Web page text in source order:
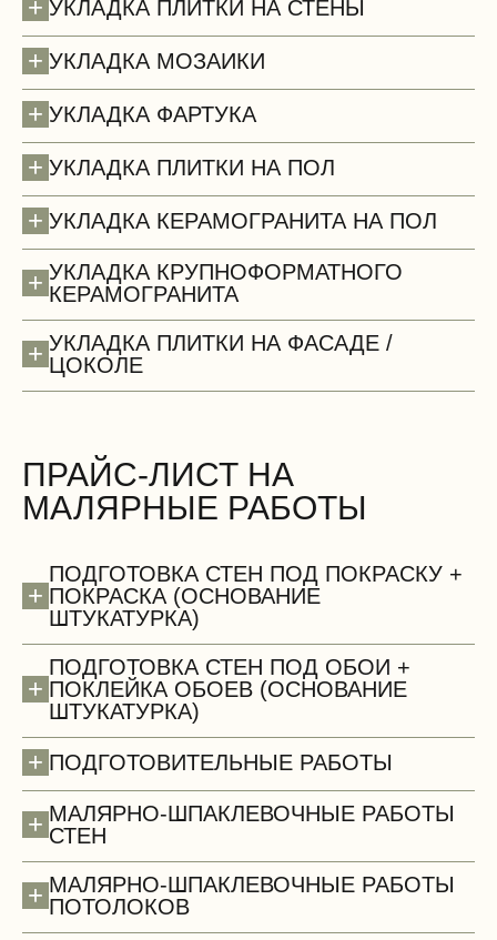
Сантехнические работы (демонтаж)
+ УКЛАДКА ПЛИТКИ НА СТЕНЫ
+ УКЛАДКА МОЗАИКИ
+ УКЛАДКА ФАРТУКА
+ УКЛАДКА ПЛИТКИ НА ПОЛ
+ УКЛАДКА КЕРАМОГРАНИТА НА ПОЛ
+ УКЛАДКА КРУПНОФОРМАТНОГО
КЕРАМОГРАНИТА
+ УКЛАДКА ПЛИТКИ НА ФАСАДЕ /
ЦОКОЛЕ
ПРАЙС-ЛИСТ НА
МАЛЯРНЫЕ РАБОТЫ
+
ПОДГОТОВКА СТЕН ПОД ПОКРАСКУ +
ПОКРАСКА (ОСНОВАНИЕ
ШТУКАТУРКА)
+
ПОДГОТОВКА СТЕН ПОД ОБОИ +
ПОКЛЕЙКА ОБОЕВ (ОСНОВАНИЕ
ШТУКАТУРКА)
+ ПОДГОТОВИТЕЛЬНЫЕ РАБОТЫ
+ МАЛЯРНО-ШПАКЛЕВОЧНЫЕ РАБОТЫ
СТЕН
+ МАЛЯРНО-ШПАКЛЕВОЧНЫЕ РАБОТЫ
ПОТОЛОКОВ